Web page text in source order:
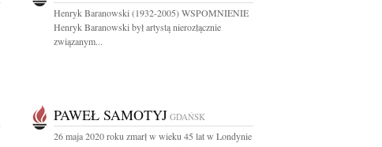
Henryk Baranowski (1932-2005) WSPOMNIENIE
Henryk Baranowski był artystą nierozłącznie
związanym...
PAWEŁ SAMOTYJ GDAŃSK
26 maja 2020 roku zmarł w wieku 45 lat w Londynie